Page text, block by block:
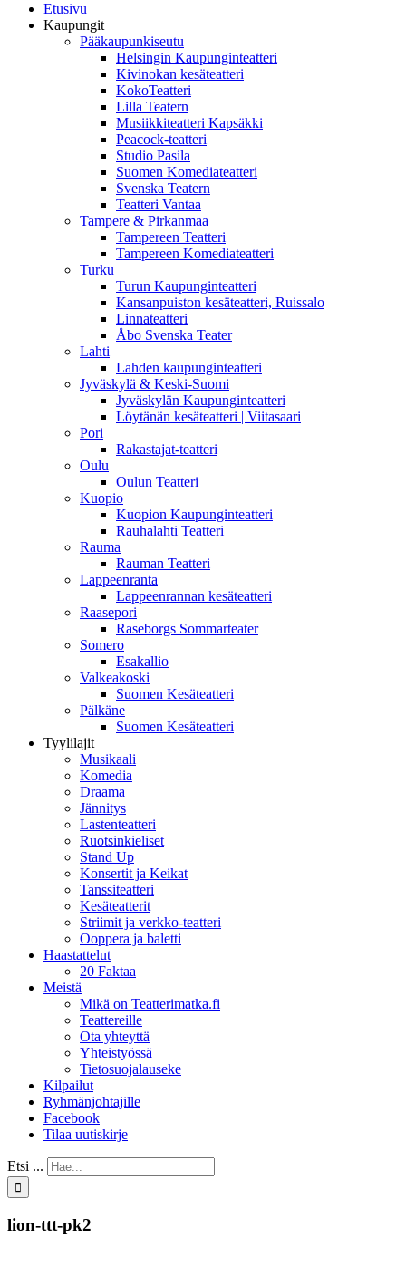
Etusivu
Kaupungit
Pääkaupunkiseutu
Helsingin Kaupunginteatteri
Kivinokan kesäteatteri
KokoTeatteri
Lilla Teatern
Musiikkiteatteri Kapsäkki
Peacock-teatteri
Studio Pasila
Suomen Komediateatteri
Svenska Teatern
Teatteri Vantaa
Tampere & Pirkanmaa
Tampereen Teatteri
Tampereen Komediateatteri
Turku
Turun Kaupunginteatteri
Kansanpuiston kesäteatteri, Ruissalo
Linnateatteri
Åbo Svenska Teater
Lahti
Lahden kaupunginteatteri
Jyväskylä & Keski-Suomi
Jyväskylän Kaupunginteatteri
Löytänän kesäteatteri | Viitasaari
Pori
Rakastajat-teatteri
Oulu
Oulun Teatteri
Kuopio
Kuopion Kaupunginteatteri
Rauhalahti Teatteri
Rauma
Rauman Teatteri
Lappeenranta
Lappeenrannan kesäteatteri
Raasepori
Raseborgs Sommarteater
Somero
Esakallio
Valkeakoski
Suomen Kesäteatteri
Pälkäne
Suomen Kesäteatteri
Tyylilajit
Musikaali
Komedia
Draama
Jännitys
Lastenteatteri
Ruotsinkieliset
Stand Up
Konsertit ja Keikat
Tanssiteatteri
Kesäteatterit
Striimit ja verkko-teatteri
Ooppera ja baletti
Haastattelut
20 Faktaa
Meistä
Mikä on Teatterimatka.fi
Teattereille
Ota yhteyttä
Yhteistyössä
Tietosuojalauseke
Kilpailut
Ryhmänjohtajille
Facebook
Tilaa uutiskirje
Etsi ...
lion-ttt-pk2